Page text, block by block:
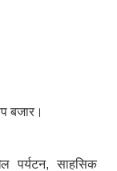
बजार।
पर्यटन, साहसिक